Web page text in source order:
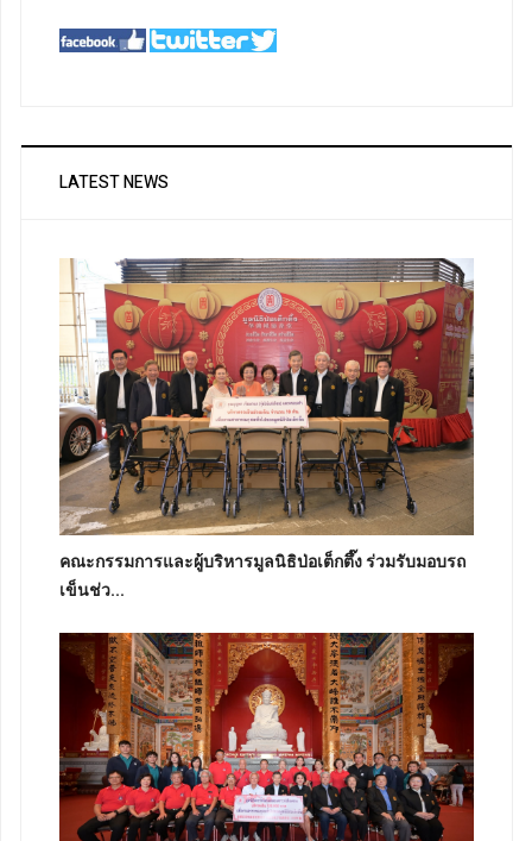
LATEST NEWS
คณะกรรมการและผู้บริหารมูลนิธิป่อเต็กตึ๊ง ร่วมรับมอบรถ
เข็นช่ว...